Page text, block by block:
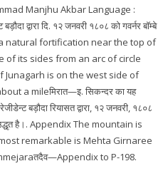
Manjhu Akbar Language :
द्वारा दि. १२ जनवरी १८०८ को गवर्नर बॉम्बे
a natural fortification near the top of
its sides from an arc of circle
is on the west side of
a mileमिरात—इ. सिकन्दर का यह
बड़ौदा रियासत द्वारा, १२ जनवरी, १८०८
उद्धृत है।. Appendix The mountain is
remarkable is Mehta Girnaree
to P-198.